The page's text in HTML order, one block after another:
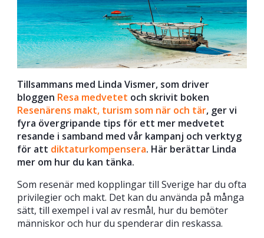
Tillsammans med Linda Vismer, som driver
bloggen Resa medvetet och skrivit boken
Resenärens makt, turism som när och tär, ger vi
fyra övergripande tips för ett mer medvetet
resande i samband med vår kampanj och verktyg
för att diktaturkompensera. Här berättar Linda
mer om hur du kan tänka.
Som resenär med kopplingar till Sverige har du ofta
privilegier och makt. Det kan du använda på många
sätt, till exempel i val av resmål, hur du bemöter
människor och hur du spenderar din reskassa.